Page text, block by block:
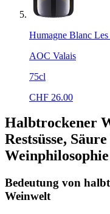
Humagne Blanc Les
AOC Valais
75cl
CHF 26.00
Halbtrockener
Restsüsse,
Weinphilosophie
Bedeutung von
Weinwelt